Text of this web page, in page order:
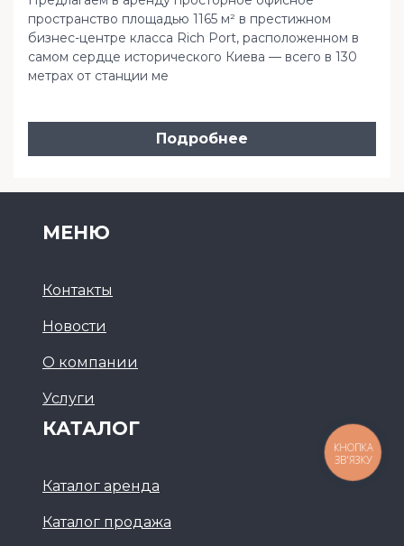
пространство площадью 1165 м² в престижном
бизнес-центре класса Rich Port, расположенном в
самом сердце исторического Киева — всего в 130
метрах от станции ме
Подробнее
МЕНЮ
Контакты
Новости
О компании
Услуги
КАТАЛОГ
Каталог аренда
Каталог продажа
КНОПКА
ЗВ'ЯЗКУ